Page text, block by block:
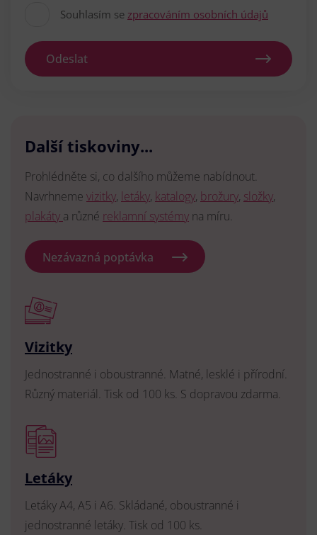
Souhlasím se zpracováním osobních údajů
Odeslat
Další tiskoviny...
Prohlédněte si, co dalšího můžeme nabídnout.
Navrhneme vizitky, letáky, katalogy, brožury, složky,
plakáty a různé reklamní systémy na míru.
Nezávazná poptávka
Vizitky
Jednostranné i oboustranné. Matné, lesklé i přírodní.
Různý materiál. Tisk od 100 ks. S dopravou zdarma.
Letáky
Letáky A4, A5 i A6. Skládané, oboustranné i
jednostranné letáky. Tisk od 100 ks.